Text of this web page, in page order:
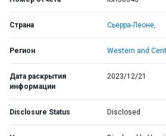
Страна Сьерра-Леоне,
Регион Western and
Дата раскрытия
информации
2023/12/21
Disclosure Status Disclosed